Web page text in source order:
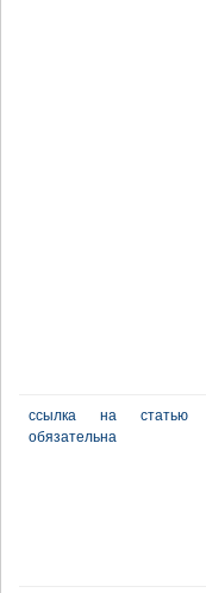
ссылка на статью
обязательна